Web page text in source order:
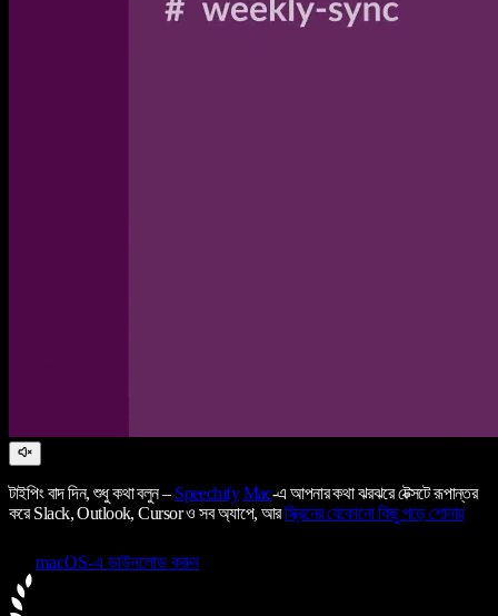
টাইপিং বাদ দিন, শুধু কথা বলুন – Speechify Mac-এ আপনার কথা ঝরঝরে টেক্সটে রূপান্তর
করে Slack, Outlook, Cursor ও সব অ্যাপে, আরস্ক্রিনের যেকোনো কিছু পড়ে শোনায়
macOS-এ ডাউনলোড করুন